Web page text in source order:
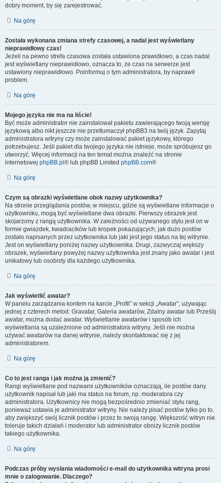
dobry moment, by się zarejestrować.
Na górę
Została wykonana zmiana strefy czasowej, a nadal jest wyświetlany
nieprawidłowy czas!
Jeżeli na pewno strefa czasowa została ustawiona prawidłowo, a czas nadal
jest wyświetlany nieprawidłowo, oznacza to, że czas na serwerze jest
ustawiony nieprawidłowo. Poinformuj o tym administratora, by naprawił
problem.
Na górę
Mojego języka nie ma na liście!
Być może administrator nie zainstalował pakietu zawierającego twoją wersję
językową albo nikt jeszcze nie przetłumaczył phpBB3 na twój język. Zapytaj
administratora witryny czy może zainstalować pakiet językowy, którego
potrzebujesz. Jeśli pakiet dla twojego języka nie istnieje, może spróbujesz go
utworzyć. Więcej informacji na ten temat można znaleźć na stronie
internetowej phpBB.pl ® lub phpBB Limited phpBB.com®
Na górę
Czym są obrazki wyświetlane obok nazwy użytkownika?
Na stronie przeglądania postów, w miejscu, gdzie są wyświetlane informacje o
użytkowniku, mogą być wyświetlane dwa obrazki. Pierwszy obrazek jest
skojarzony z rangą użytkownika. W zależności od używanego stylu jest on w
formie gwiazdek, kwadracików lub kropek pokazujących, jak dużo postów
zostało napisanych przez użytkownika lub jaki jest jego status na tej witrynie.
Jest on wyświetlany poniżej nazwy użytkownika. Drugi, zazwyczaj większy
obrazek, wyświetlany powyżej nazwy użytkownika jest znany jako awatar i jest
unikatowy lub osobisty dla każdego użytkownika.
Na górę
Jak wyświetlić awatar?
W panelu zarządzania kontem na karcie „Profil” w sekcji „Awatar”, używając
jednej z czterech metod: Gravatar, Galeria awatarów, Zdalny awatar lub Prześlij
awatar, można dodać awatar. Wyświetlanie awatarów i sposób ich
wyświetlania są uzależnione od administratora witryny. Jeśli nie można
używać awatarów na danej witrynie, należy skontaktować się z jej
administratorem.
Na górę
Co to jest ranga i jak można ją zmienić?
Rangi wyświetlane pod nazwami użytkowników oznaczają, ile postów dany
użytkownik napisał lub jaki ma status na forum, np. moderatora czy
administratora. Użytkownicy nie mogą bezpośrednio zmieniać stylu rang,
ponieważ ustawia je administrator witryny. Nie należy pisać postów tylko po to,
aby zwiększyć swój licznik postów i przez to swoją rangę. Większość witryn nie
toleruje takich działań i moderator lub administrator obniży licznik postów
takiego użytkownika.
Na górę
Podczas próby wysłania wiadomości e-mail do użytkownika witryna prosi
mnie o zalogowanie. Dlaczego?